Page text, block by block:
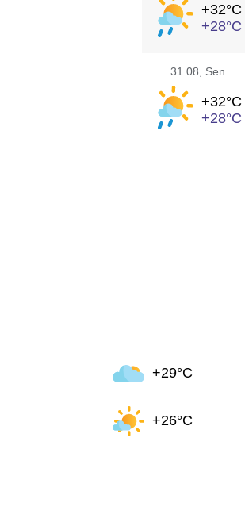
+32°C
+28°C
31.08 , Sen
+32°C
+28°C
+29°C
+26°C